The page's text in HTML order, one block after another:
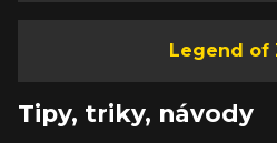
Legend of
Tipy, triky, návody